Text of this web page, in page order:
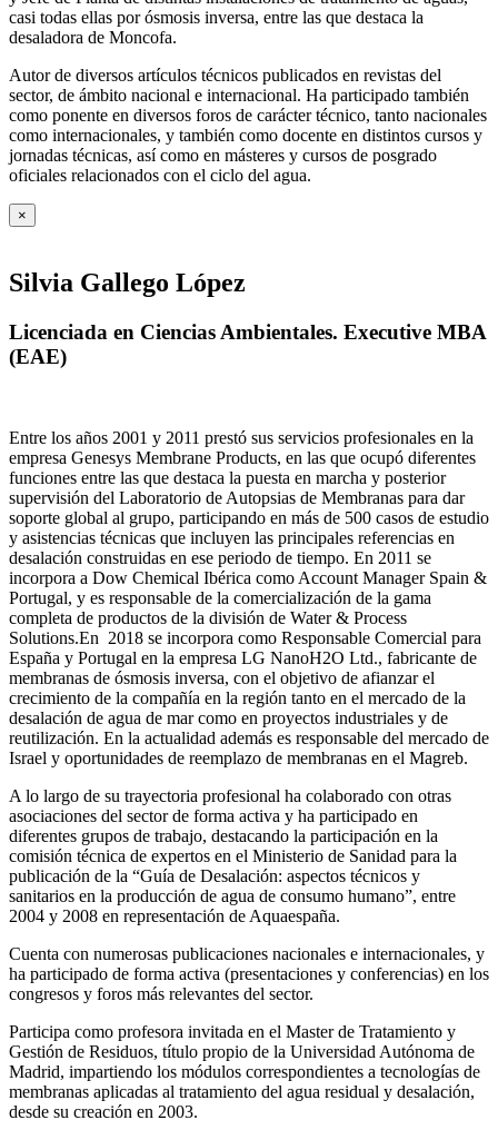
casi todas ellas por ósmosis inversa, entre las que destaca la
desaladora de Moncofa.
Autor de diversos artículos técnicos publicados en revistas del
sector, de ámbito nacional e internacional. Ha participado también
como ponente en diversos foros de carácter técnico, tanto nacionales
como internacionales, y también como docente en distintos cursos y
jornadas técnicas, así como en másteres y cursos de posgrado
oficiales relacionados con el ciclo del agua.
×
Silvia Gallego López
Licenciada en Ciencias Ambientales. Executive MBA
(EAE)
Entre los años 2001 y 2011 prestó sus servicios profesionales en la
empresa Genesys Membrane Products, en las que ocupó diferentes
funciones entre las que destaca la puesta en marcha y posterior
supervisión del Laboratorio de Autopsias de Membranas para dar
soporte global al grupo, participando en más de 500 casos de estudio
y asistencias técnicas que incluyen las principales referencias en
desalación construidas en ese periodo de tiempo. En 2011 se
incorpora a Dow Chemical Ibérica como Account Manager Spain &
Portugal, y es responsable de la comercialización de la gama
completa de productos de la división de Water & Process
Solutions.En 2018 se incorpora como Responsable Comercial para
España y Portugal en la empresa LG NanoH2O Ltd., fabricante de
membranas de ósmosis inversa, con el objetivo de afianzar el
crecimiento de la compañía en la región tanto en el mercado de la
desalación de agua de mar como en proyectos industriales y de
reutilización. En la actualidad además es responsable del mercado de
Israel y oportunidades de reemplazo de membranas en el Magreb.
A lo largo de su trayectoria profesional ha colaborado con otras
asociaciones del sector de forma activa y ha participado en
diferentes grupos de trabajo, destacando la participación en la
comisión técnica de expertos en el Ministerio de Sanidad para la
publicación de la “Guía de Desalación: aspectos técnicos y
sanitarios en la producción de agua de consumo humano”, entre
2004 y 2008 en representación de Aquaespaña.
Cuenta con numerosas publicaciones nacionales e internacionales, y
ha participado de forma activa (presentaciones y conferencias) en los
congresos y foros más relevantes del sector.
Participa como profesora invitada en el Master de Tratamiento y
Gestión de Residuos, título propio de la Universidad Autónoma de
Madrid, impartiendo los módulos correspondientes a tecnologías de
membranas aplicadas al tratamiento del agua residual y desalación,
desde su creación en 2003.